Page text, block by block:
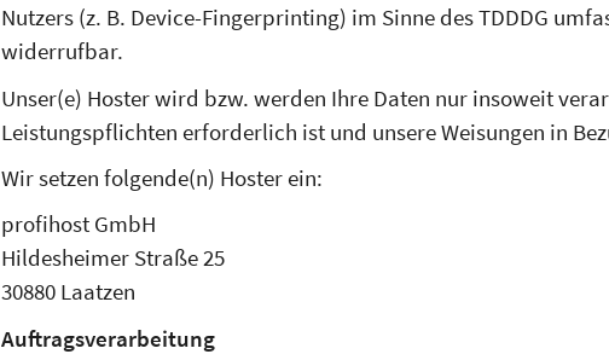
Nutzers (z. B. Device-Fingerprinting) im Sinne des TDDDG
widerrufbar.
Unser(e) Hoster wird bzw. werden Ihre Daten nur insoweit
Leistungspflichten erforderlich ist und unsere Weisungen in
Wir setzen folgende(n) Hoster ein:
profihost GmbH
Hildesheimer Straße 25
30880 Laatzen
Auftragsverarbeitung